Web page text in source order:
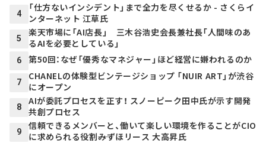
4
「仕方ないインシデント」まで全力を尽くせるか - さくらイ
ンターネット 江草氏
5
楽天市場に「AI店長」 三木谷浩史会長兼社長「人間味のあ
るAIを必要としている」
6 第50回：なぜ「優秀なマネジャー」ほど経営に嫌われるのか
7
CHANELの体験型ビンテージショップ 「NUIR ART」が渋谷
にオープン
8
AIが委託プロセスを正す！ スノーピーク田中氏が示す開発
共創プロセス
9
信頼できるメンバーと、働いて楽しい環境を作ることがCIO
に求められる役割――みずほリース 大高昇氏